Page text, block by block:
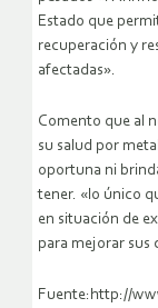
Estado que
recuperación y
afectadas».
Comento que al
su salud por
oportuna ni
tener. «lo único
en situación de
para mejorar sus
Fuente:http://